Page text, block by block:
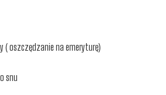
( oszczędzanie na emeryturę)
snu